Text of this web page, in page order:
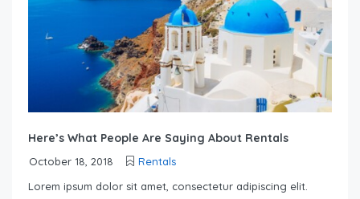
Here’s What People Are Saying About Rentals
October 18, 2018
Rentals
Lorem ipsum dolor sit amet, consectetur adipiscing elit.